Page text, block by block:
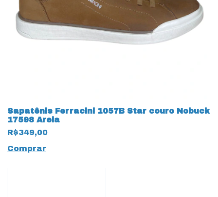
Sapatênis Ferracini 1057B Star couro Nobuck
17598 Areia
R$349,00
Comprar